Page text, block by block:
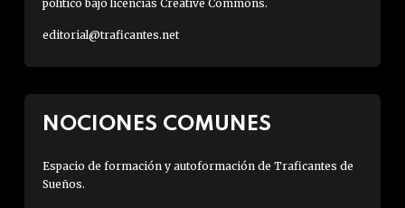
político bajo licencias Creative Commons.
editorial@traficantes.net
NOCIONES COMUNES
Espacio de formación y autoformación de Traficantes de
Sueños.